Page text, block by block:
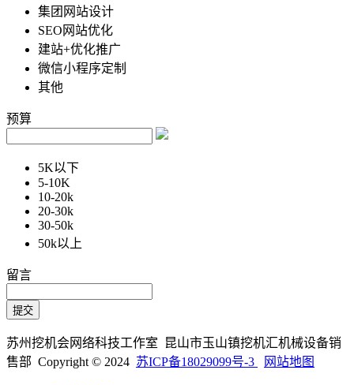
集团网站设计
SEO网站优化
建站+优化推广
微信小程序定制
其他
预算
5K以下
5-10K
10-20k
20-30k
30-50k
50k以上
留言
苏州挖机会网络科技工作室 昆山市玉山镇挖机汇机械设备销
售部 Copyright © 2024 苏ICP备18029099号-3 网站地图